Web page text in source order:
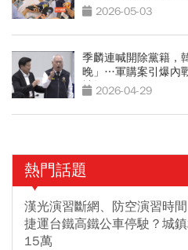
2026-05-03
季麟連喊開除黨籍，
晚」…軍購案引爆內
被捅刀
2026-04-29
熱門話題
漢光演習斷網、防空演習時
捷運台鐵高鐵公車停駛？城
15萬